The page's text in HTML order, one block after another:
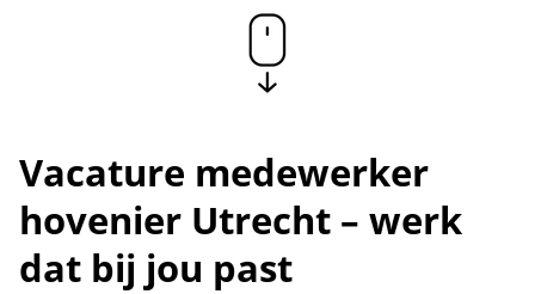
Vacature medewerker
hovenier Utrecht – werk
dat bij jou past